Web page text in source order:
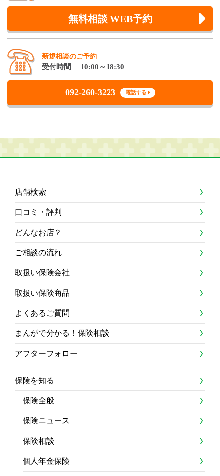
無料相談 WEB予約
新規相談のご予約
受付時間 10:00～18:30
092-260-3223 電話する
店舗検索
口コミ・評判
どんなお店？
ご相談の流れ
取扱い保険会社
取扱い保険商品
よくあるご質問
まんがで分かる！保険相談
アフターフォロー
保険を知る
保険全般
保険ニュース
保険相談
個人年金保険